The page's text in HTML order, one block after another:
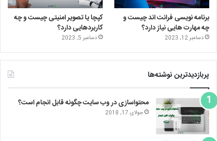
برنامه نویسی فرانت اند چیست و
چه مهارت هایی نیاز دارد؟
دسامبر 12, 2023
کپچا یا تصویر امنیتی چیست و چه
کاربردهایی دارد؟
دسامبر 5, 2023
پربازدیدترین نوشته‌ها
محتواسازی در وب سایت چگونه قابل انجام است؟
جولای 17, 2018